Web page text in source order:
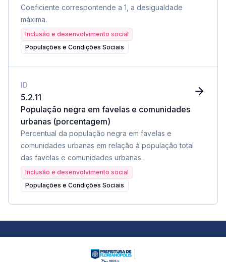
Coeficiente correspontende a 1, a desigualdade
máxima.
Inclusão e desenvolvimento social
Populações e Condições Sociais
ID
5.2.11
População negra em favelas e comunidades
urbanas (porcentagem)
Percentual da população negra em favelas e
comunidades urbanas em relação à população total
das favelas e comunidades urbanas.
Inclusão e desenvolvimento social
Populações e Condições Sociais